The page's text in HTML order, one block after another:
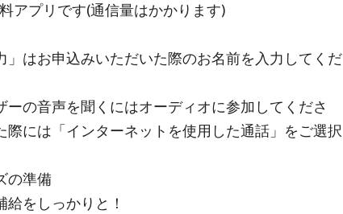
プリです(通信量はかかります)
はお申込みいただいた際のお名前を入力してくだ
の音声を聞くにはオーディオに参加してくださ
際には「インターネットを使用した通話」をご選択
の準備
をしっかりと！